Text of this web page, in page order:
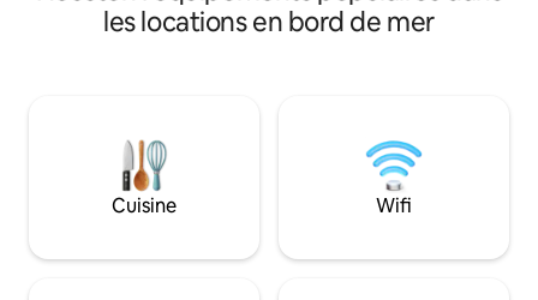
confortablement 14 personnes et sont à
un pâté de maisons de Sylvan Beach. Ce
disposent de 2 balcons privés et d'un
grand abri pour voiture pouvant
accueillir plusieurs véhicules
surdimensionnés. Les chambres à
Les chambres du rez-de-chaussée
Des jet-skis et un
les locations en bord de mer
Cuisine Wifi